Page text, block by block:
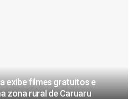
exibe filmes gratuitos e
zona rural de Caruaru